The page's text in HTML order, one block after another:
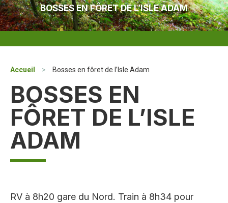
BOSSES EN FÔRET DE L’ISLE ADAM
Accueil > Bosses en fôret de l’Isle Adam
BOSSES EN
FÔRET DE L’ISLE
ADAM
RV à 8h20 gare du Nord. Train à 8h34 pour